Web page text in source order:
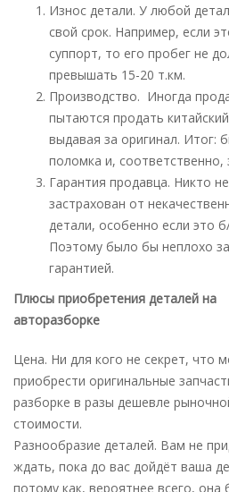
Износ детали. У любой
свой срок. Например, если
суппорт, то его пробег не
превышать 15-20 т.км.
Производство. Иногда
пытаются продать
выдавая за оригинал. Итог:
поломка и, соответственно,
Гарантия продавца. Никто не
застрахован от
детали, особенно если это
Поэтому было бы неплохо
гарантией.
Плюсы приобретения деталей на
авторазборке
Цена. Ни для кого не секрет, что
приобрести оригинальные
разборке в разы дешевле
стоимости.
Разнообразие деталей. Вам не
ждать, пока до вас дойдёт ваша
потому как, вероятнее всего, она